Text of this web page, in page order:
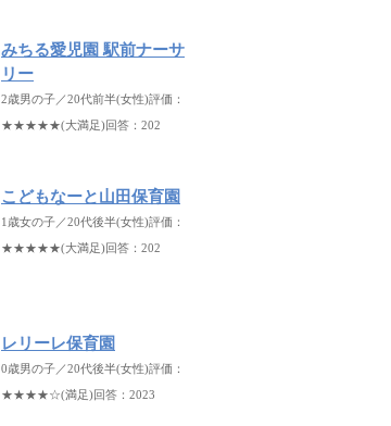
みちる愛児園 駅前ナーサ
リー
2歳男の子／20代前半(女性)評価：
★★★★★(大満足)回答：202
こどもなーと山田保育園
1歳女の子／20代後半(女性)評価：
★★★★★(大満足)回答：202
レリーレ保育園
0歳男の子／20代後半(女性)評価：
★★★★☆(満足)回答：2023